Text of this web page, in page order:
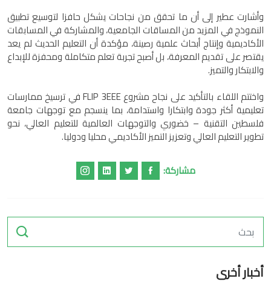
وأشارت عطير إلى أن ما تحقق من نجاحات يشكل حافزا لتوسيع تطبيق
النموذج في المزيد من المساقات الجامعية، والمشاركة في المسابقات
الأكاديمية وإنتاج أبحاث علمية رصينة، مؤكدة أن التعليم الحديث لم يعد
يقتصر على تقديم المعرفة، بل أصبح تجربة تعلم متكاملة ومحفزة للإبداع
والابتكار والتميز.
واختتم اللقاء بالتأكيد على نجاح مشروع FLIP 3EEE في ترسيخ ممارسات
تعليمية أكثر جودة وابتكارا واستدامة، بما ينسجم مع توجهات جامعة
فلسطين التقنية – خضوري والتوجهات العالمية للتعليم العالي، نحو
تطوير التعليم العالي وتعزيز التميز الأكاديمي محليا ودوليا.
مشاركة:
أخبار أخرى